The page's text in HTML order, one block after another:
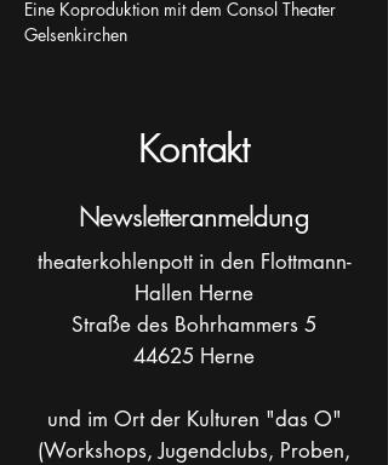
Eine Koproduktion mit dem Consol Theater
Gelsenkirchen
Kontakt
Newsletteranmeldung
theaterkohlenpott in den Flottmann-
Hallen Herne
Straße des Bohrhammers 5
44625 Herne
und im Ort der Kulturen "das O"
(Workshops, Jugendclubs, Proben,